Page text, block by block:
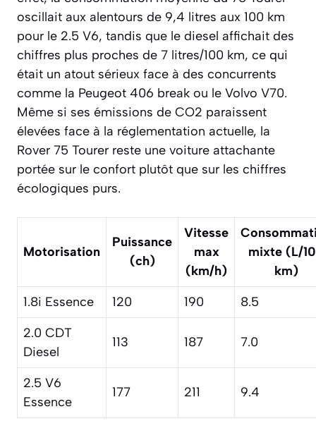
oscillait aux alentours de 9,4 litres aux 100 km
pour le 2.5 V6, tandis que le diesel affichait des
chiffres plus proches de 7 litres/100 km, ce qui
était un atout sérieux face à des concurrents
comme la Peugeot 406 break ou le Volvo V70.
Même si ses émissions de CO2 paraissent
élevées face à la réglementation actuelle, la
Rover 75 Tourer reste une voiture attachante
portée sur le confort plutôt que sur les chiffres
écologiques purs.
Motorisation
Puissance
(ch)
Vitesse
max
(km/h)
mixte (L/
km)
1.8i Essence
120 190
8.5
2.0 CDT
Diesel
113 187 7.0
2.5 V6
Essence
177 211 9.4